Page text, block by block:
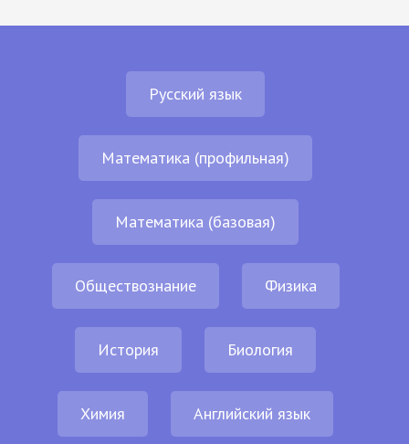
Русский язык
Математика (профильная)
Математика (базовая)
Обществознание Физика
История Биология
Химия Английский язык